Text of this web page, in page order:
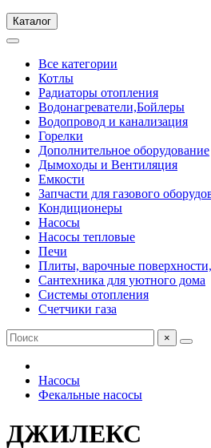
Каталог
Все категории
Котлы
Радиаторы отопления
Водонагреватели,Бойлеры
Водопровод и канализация
Горелки
Дополнительное оборудование
Дымоходы и Вентиляция
Емкости
Запчасти для газового
Кондиционеры
Насосы
Насосы тепловые
Печи
Плиты, варочные
Сантехника для уютного дома
Системы отопления
Счетчики газа
×
Насосы
Фекальные насосы
ДЖИЛЕКС